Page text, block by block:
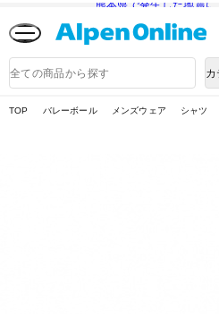
熊本県で発生した地震に
品
検
TOP バレーボール メンズウェア シャツ